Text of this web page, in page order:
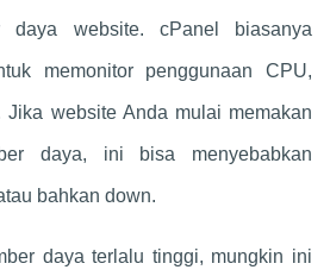
daya website. cPanel biasanya
memonitor penggunaan CPU,
Jika website Anda mulai memakan
daya, ini bisa menyebabkan
bahkan down.
daya terlalu tinggi, mungkin ini